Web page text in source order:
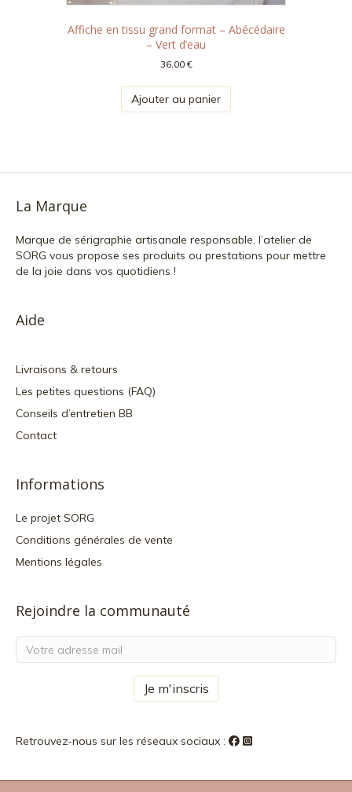
Affiche en tissu grand format – Abécédaire
– Vert d’eau
36,00€
Ajouter au panier
La Marque
Marque de sérigraphie artisanale responsable, l’atelier de
SORG vous propose ses produits ou prestations pour mettre
de la joie dans vos quotidiens !
Aide
Livraisons & retours
Les petites questions (FAQ)
Conseils d’entretien BB
Contact
Informations
Le projet SORG
Conditions générales de vente
Mentions légales
Rejoindre la communauté
Retrouvez-nous sur les réseaux sociaux :